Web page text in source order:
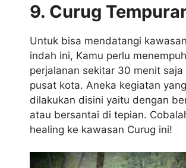
9. Curug
Untuk bisa mendatangi
indah ini, Kamu perlu menempuh
perjalanan sekitar 30 menit saja
pusat kota. Aneka kegiatan
dilakukan disini yaitu dengan
atau bersantai di tepian.
healing ke kawasan Curug ini!